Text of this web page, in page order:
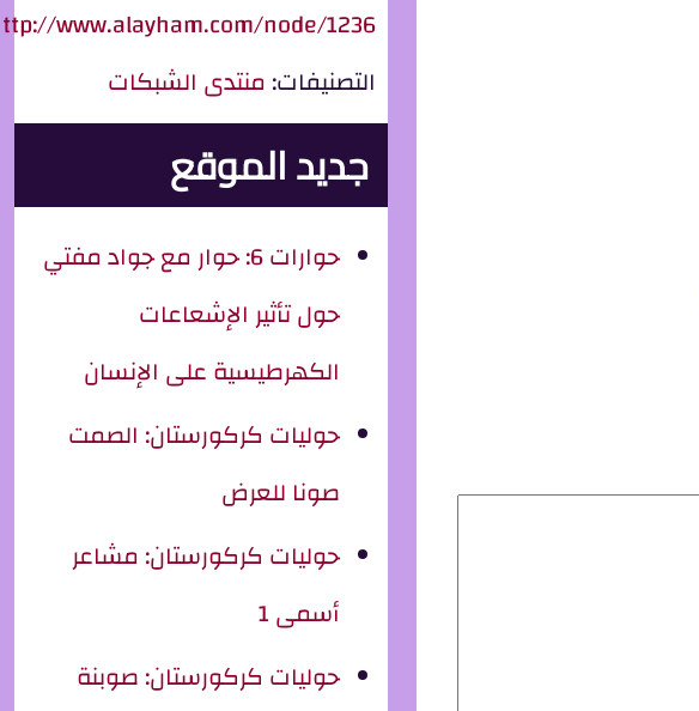
www.alayham.com/node/1236
التصنيفات:منتدى الشبكات
جديد الموقع
حوارات 6: حوار مع جواد مفتي
حول تأثير الإشعاعات
الكهرطيسية على الإنسان
حوليات كركورستان: الصمت
صونا للعرض
حوليات كركورستان: مشاعر
أسمى 1
حوليات كركورستان: صوبنة